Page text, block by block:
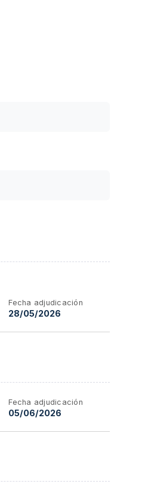
Fecha adjudicación
28/05/2026
Fecha adjudicación
05/06/2026